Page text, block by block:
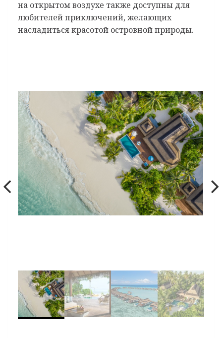
на открытом воздухе также доступны для
любителей приключений, желающих
насладиться красотой островной природы.